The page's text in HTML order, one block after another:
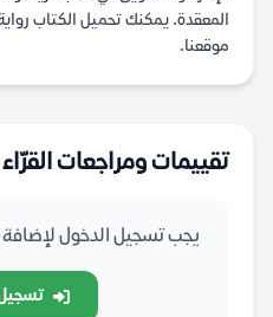
موقعنا.
تقييمات ومراجعات القرّاء
يجب تسجيل الدخول